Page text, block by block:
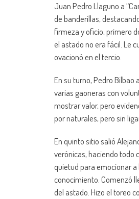
Juan Pedro Llaguno a
de banderillas,
firmeza y oficio, primero
el astado no era fácil. Le
ovacionó en el tercio.
En su turno, Pedro Bilbao
varias gaoneras con
mostrar valor, pero
por naturales, pero sin
En quinto sitio salió
verónicas, haciendo todo
quietud para emocionar
conocimiento. Comenzó
del astado. Hizo el toreo